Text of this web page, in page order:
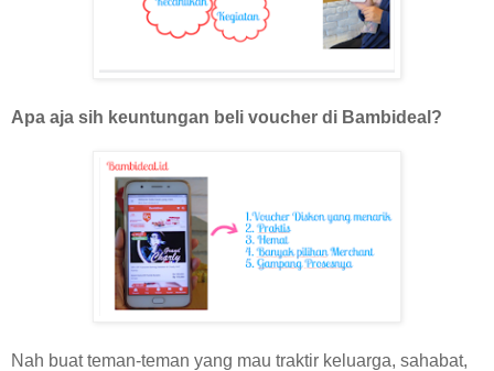
Apa aja sih keuntungan beli voucher di Bambideal?
Nah buat teman-teman yang mau traktir keluarga, sahabat,